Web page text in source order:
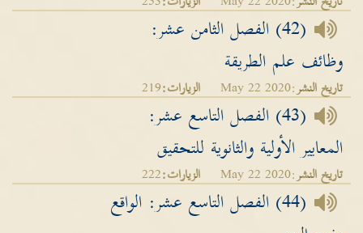
(42) الفصل الثامن عشر:
وظائف علم الطريقة
تاريخ النشر:May 22 2020 الزيارات:219
(43) الفصل التاسع عشر:
المعايير الأولية والثانوية للتحقيق
تاريخ النشر:May 22 2020 الزيارات:222
(44) الفصل التاسع عشر: الواقع